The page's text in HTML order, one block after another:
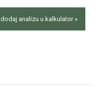
dodaj analizu u kalkulator »